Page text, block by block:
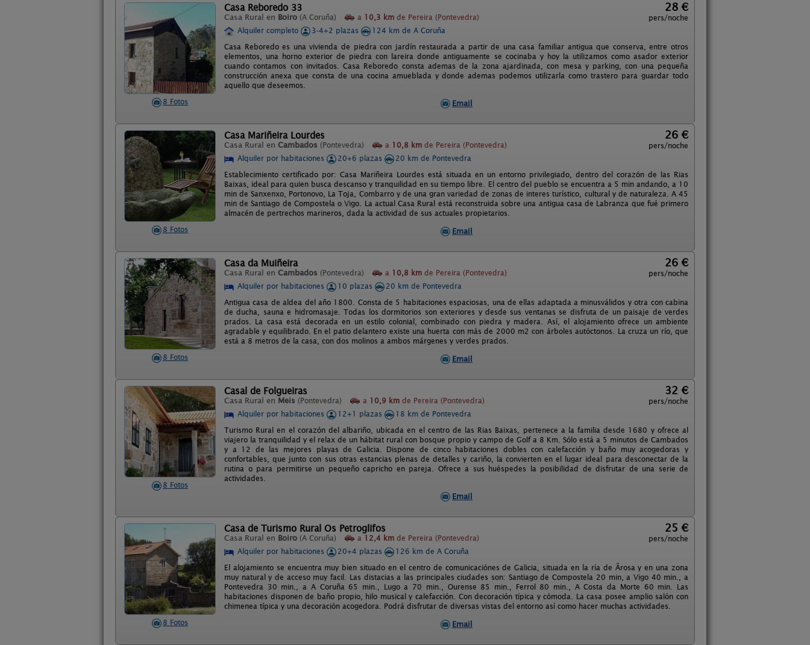
8 Fotos
Casa Reboredo 33
Casa Rural en Boiro (A Coruña) a 10,3 km de Pereira (Pontevedra)
28 €
pers/noche
Alquiler completo
3-4+2 plazas
124 km de A Coruña
Casa Reboredo es una vivienda de piedra con jardín restaurada a partir de una casa familiar antigua que conserva, entre otros
elementos, una horno exterior de piedra con lareira donde antiguamente se cocinaba y hoy la utilizamos como asador exterior
cuando contamos con invitados. Casa Reboredo consta ademas de la zona ajardinada, con mesa y parking, con una pequeña
construcción anexa que consta de una cocina amueblada y donde ademas podemos utilizarla como trastero para guardar todo
aquello que deseemos.
Email
8 Fotos
Casa Mariñeira Lourdes
Casa Rural en Cambados (Pontevedra) a 10,8 km de Pereira (Pontevedra)
26 €
pers/noche
Alquiler por habitaciones
20+6 plazas
20 km de Pontevedra
Establecimiento certificado por: Casa Mariñeira Lourdes está situada en un entorno privilegiado, dentro del corazón de las Rias
Baixas, ideal para quien busca descanso y tranquilidad en su tiempo libre. El centro del pueblo se encuentra a 5 min andando, a 10
min de Sanxenxo, Portonovo, La Toja, Combarro y de una gran variedad de zonas de interes turístico, cultural y de naturaleza. A 45
min de Santiago de Compostela o Vigo. La actual Casa Rural está reconstruida sobre una antigua casa de Labranza que fué primero
almacén de pertrechos marineros, dada la actividad de sus actuales propietarios.
Email
8 Fotos
Casa da Muiñeira
Casa Rural en Cambados (Pontevedra) a 10,8 km de Pereira (Pontevedra)
26 €
pers/noche
Alquiler por habitaciones
10 plazas
20 km de Pontevedra
Antigua casa de aldea del año 1800. Consta de 5 habitaciones espaciosas, una de ellas adaptada a minusválidos y otra con cabina
de ducha, sauna e hidromasaje. Todas los dormitorios son exteriores y desde sus ventanas se disfruta de un paisaje de verdes
prados. La casa está decorada en un estilo colonial, combinado con piedra y madera. Así, el alojamiento ofrece un ambiente
agradable y equilibrado. En el patio delantero existe una huerta con más de 2000 m2 con árboles autóctonos. La cruza un río, que
está a 8 metros de la casa, con dos molinos a ambos márgenes y verdes prados.
Email
8 Fotos
Casal de Folgueiras
Casa Rural en Meis (Pontevedra) a 10,9 km de Pereira (Pontevedra)
32 €
pers/noche
Alquiler por habitaciones
12+1 plazas
18 km de Pontevedra
Turismo Rural en el corazón del albariño, ubicada en el centro de las Rias Baixas, pertenece a la familia desde 1680 y ofrece al
viajero la tranquilidad y el relax de un hábitat rural con bosque propio y campo de Golf a 8 Km. Sólo está a 5 minutos de Cambados
y a 12 de las mejores playas de Galicia. Dispone de cinco habitaciones dobles con calefacción y baño muy acogedoras y
confortables, que junto con sus otras estancias plenas de detalles y cariño, la convierten en el lugar ideal para desconectar de la
rutina o para permitirse un pequeño capricho en pareja. Ofrece a sus huéspedes la posibilidad de disfrutar de una serie de
actividades.
Email
8 Fotos
Casa de Turismo Rural Os Petroglifos
Casa Rural en Boiro (A Coruña) a 12,4 km de Pereira (Pontevedra)
25 €
pers/noche
Alquiler por habitaciones
20+4 plazas
126 km de A Coruña
El alojamiento se encuentra muy bien situado en el centro de comunicaciónes de Galicia, situada en la ría de Ärosa y en una zona
muy natural y de acceso muy facil. Las distacias a las principales ciudades son: Santiago de Compostela 20 min, a Vigo 40 min., a
Pontevedra 30 min., a A Coruña 65 min., Lugo a 70 min., Ourense 85 min., Ferrol 80 min., A Costa da Morte 60 min. Las
habitaciones disponen de baño propio, hilo musical y calefacción. Con decoración típica y cómoda. La casa posee amplio salón con
chimenea típica y una decoración acogedora. Podrá disfrutar de diversas vistas del entorno así como hacer muchas actividades.
Email